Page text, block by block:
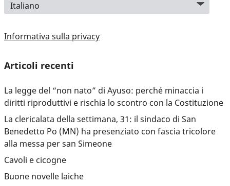
Informativa sulla privacy
Articoli recenti
La legge del “non nato” di Ayuso: perché minaccia i
diritti riproduttivi e rischia lo scontro con la Costituzione
La clericalata della settimana, 31: il sindaco di San
Benedetto Po (MN) ha presenziato con fascia tricolore
alla messa per san Simeone
Cavoli e cicogne
Buone novelle laiche